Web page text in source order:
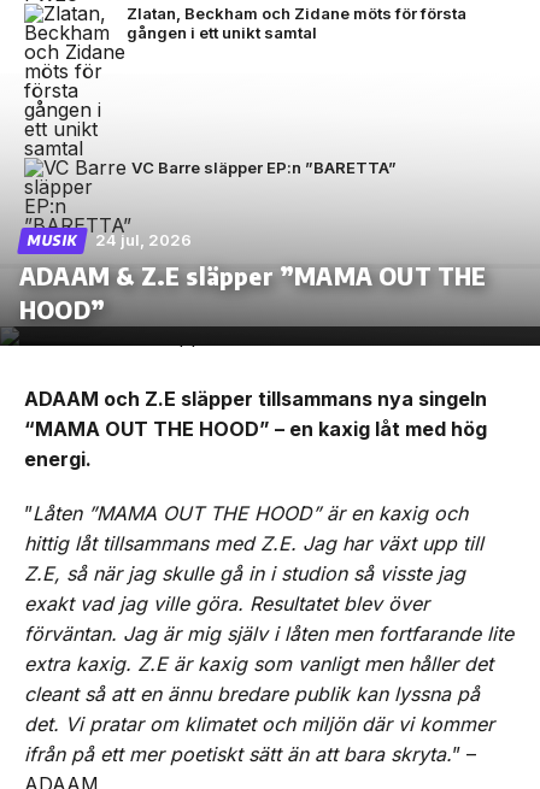
Zlatan, Beckham och Zidane möts för första
gången i ett unikt samtal
VC Barre släpper EP:n ”BARETTA”
MUSIK 24 jul, 2026
ADAAM & Z.E släpper ”MAMA OUT THE
HOOD”
ADAAM och Z.E släpper tillsammans nya singeln
“MAMA OUT THE HOOD” – en kaxig låt med hög
energi.
”Låten ”MAMA OUT THE HOOD” är en kaxig och
hittig låt tillsammans med Z.E. Jag har växt upp till
Z.E, så när jag skulle gå in i studion så visste jag
exakt vad jag ville göra. Resultatet blev över
förväntan. Jag är mig själv i låten men fortfarande lite
extra kaxig. Z.E är kaxig som vanligt men håller det
cleant så att en ännu bredare publik kan lyssna på
det. Vi pratar om klimatet och miljön där vi kommer
ifrån på ett mer poetiskt sätt än att bara skryta.” –
ADAAM